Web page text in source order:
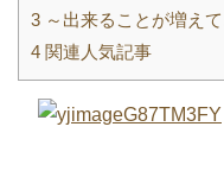
3 ～出来ることが増え
4 関連人気記事